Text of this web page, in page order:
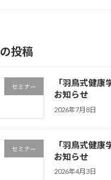
投稿
セミナー
「羽鳥式健康
お知らせ
2026年7月8日
セミナー
「羽鳥式健康
お知らせ
2026年4月3日